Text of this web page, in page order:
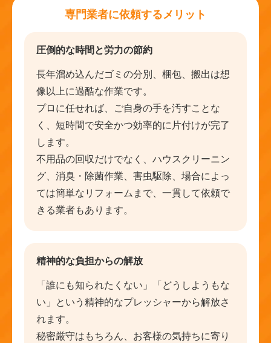
専門業者に依頼するメリット
圧倒的な時間と労力の節約
長年溜め込んだゴミの分別、梱包、搬出は想
像以上に過酷な作業です。
プロに任せれば、ご自身の手を汚すことな
く、短時間で安全かつ効率的に片付けが完了
します。
不用品の回収だけでなく、ハウスクリーニン
グ、消臭・除菌作業、害虫駆除、場合によっ
ては簡単なリフォームまで、一貫して依頼で
きる業者もあります。
精神的な負担からの解放
「誰にも知られたくない」「どうしようもな
い」という精神的なプレッシャーから解放さ
れます。
秘密厳守はもちろん、お客様の気持ちに寄り